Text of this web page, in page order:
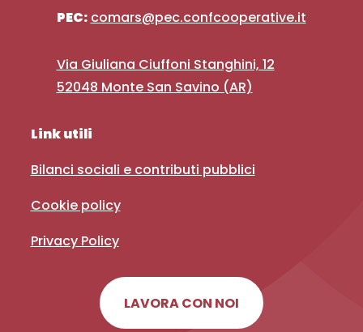
PEC: comars@pec.confcooperative.it
Via Giuliana Ciuffoni Stanghini, 12
52048 Monte San Savino (AR)
Link utili
Bilanci sociali e contributi pubblici
Cookie policy
Privacy Policy
LAVORA CON NOI